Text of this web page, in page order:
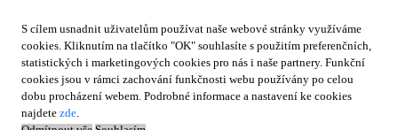
S cílem usnadnit uživatelům používat naše webové stránky využíváme
cookies. Kliknutím na tlačítko "OK" souhlasíte s použitím preferenčních,
statistických i marketingových cookies pro nás i naše partnery. Funkční
cookies jsou v rámci zachování funkčnosti webu používány po celou
dobu procházení webem. Podrobné informace a nastavení ke cookies
najdete zde.